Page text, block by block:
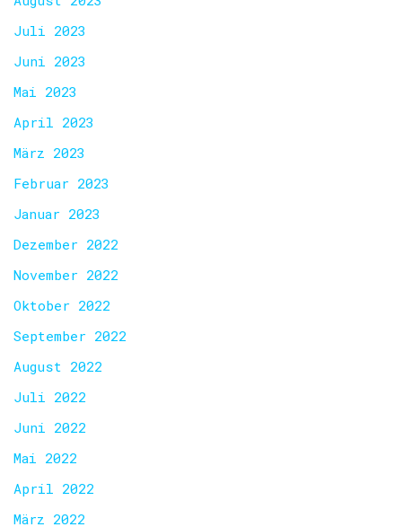
Juli 2023
Juni 2023
Mai 2023
April 2023
März 2023
Februar 2023
Januar 2023
Dezember 2022
November 2022
Oktober 2022
September 2022
August 2022
Juli 2022
Juni 2022
Mai 2022
April 2022
März 2022